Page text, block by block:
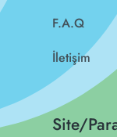
F.A.Q
İletişim
Site/